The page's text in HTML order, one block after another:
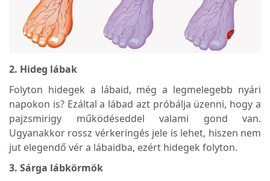
2. Hideg lábak
Folyton hidegek a lábaid, még a legmelegebb nyári
napokon is? Ezáltal a lábad azt próbálja üzenni, hogy a
pajzsmirigy működéseddel valami gond van.
Ugyanakkor rossz vérkeringés jele is lehet, hiszen nem
jut elegendő vér a lábaidba, ezért hidegek folyton.
3. Sárga lábkörmök